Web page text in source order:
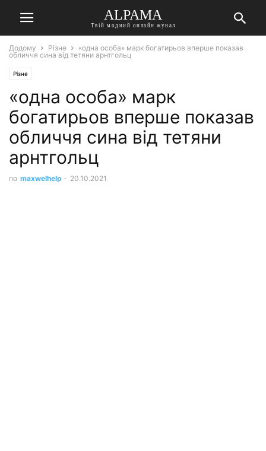
ALPAMA
Твій модний онлайн жунал
Додому Різне
«одна особа» марк богатирьов вперше показав
обличчя сина від тетяни арнтгольц
Різне
«одна особа» марк
богатирьов вперше показав
обличчя сина від тетяни
арнтгольц
по maxwelhelp - 20.10.2021